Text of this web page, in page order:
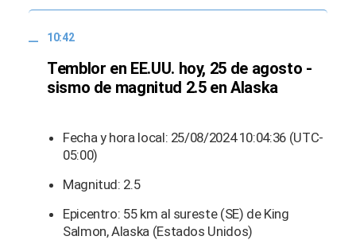
10:42
Temblor en EE.UU. hoy, 25 de agosto -
sismo de magnitud 2.5 en Alaska
Fecha y hora local: 25/08/2024 10:04:36 (UTC-
05:00)
Magnitud: 2.5
Epicentro: 55 km al sureste (SE) de King
Salmon, Alaska (Estados Unidos)